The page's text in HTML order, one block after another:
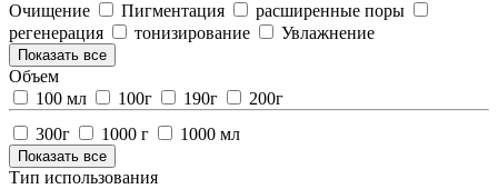
Очищение
Пигментация
расширенные поры
регенерация
тонизирование Увлажнение
Показать все
Объем
100 мл
100г 190г
200г
300г
1000 г 1000 мл
Показать все
Тип использования